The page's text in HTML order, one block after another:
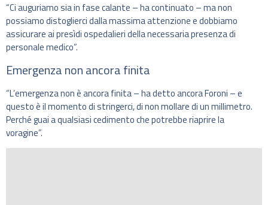
“Ci auguriamo sia in fase calante – ha continuato – ma non
possiamo distoglierci dalla massima attenzione e dobbiamo
assicurare ai presìdi ospedalieri della necessaria presenza di
personale medico”.
Emergenza non ancora finita
“L’emergenza non è ancora finita – ha detto ancora Foroni – e
questo è il momento di stringerci, di non mollare di un millimetro.
Perché guai a qualsiasi cedimento che potrebbe riaprire la
voragine”.